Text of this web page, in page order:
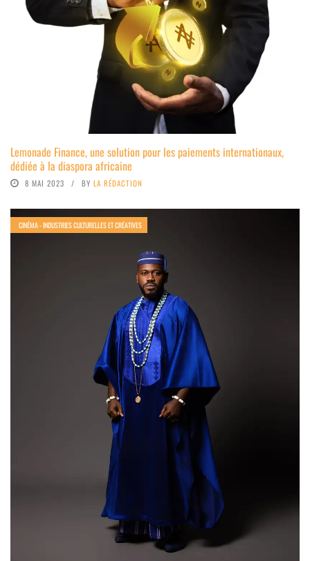
Lemonade Finance, une solution pour les paiements internationaux,
dédiée à la diaspora africaine
8 MAI 2023 BY LA RÉDACTION
CINÉMA - INDUSTRIES CULTURELLES ET CRÉATIVES